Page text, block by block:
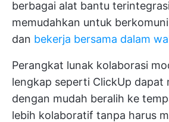
berbagai alat bantu
memudahkan untuk
dan bekerja bersama dalam
Perangkat lunak kolaborasi
lengkap seperti ClickUp dapat
dengan mudah beralih ke
lebih kolaboratif tanpa harus